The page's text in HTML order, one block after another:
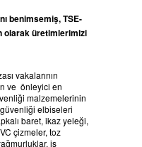
benimsemiş, TSE-
olarak üretimlerimizi
vakalarının
ve önleyici en
malzemelerinin
elbiseleri
baret, ikaz yeleği,
çizmeler, toz
iş